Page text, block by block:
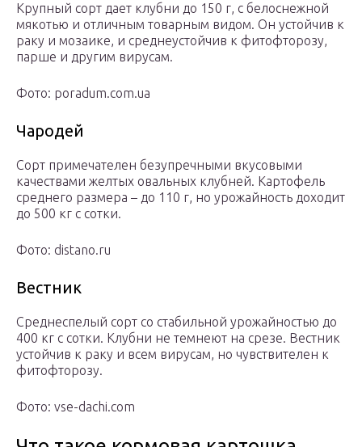
Крупный сорт дает клубни до 150 г, с белоснежной
мякотью и отличным товарным видом. Он устойчив к
раку и мозаике, и среднеустойчив к фитофторозу,
парше и другим вирусам.
Фото: poradum.com.ua
Чародей
Сорт примечателен безупречными вкусовыми
качествами желтых овальных клубней. Картофель
среднего размера – до 110 г, но урожайность доходит
до 500 кг с сотки.
Фото: distano.ru
Вестник
Среднеспелый сорт со стабильной урожайностью до
400 кг с сотки. Клубни не темнеют на срезе. Вестник
устойчив к раку и всем вирусам, но чувствителен к
фитофторозу.
Фото: vse-dachi.com